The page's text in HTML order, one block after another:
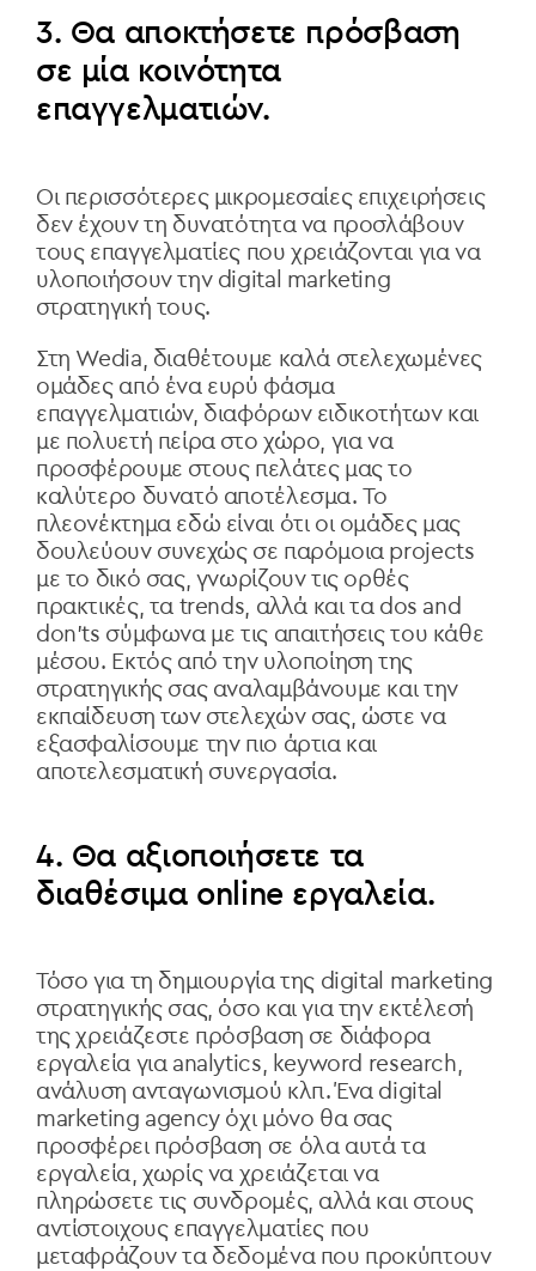
3. Θα αποκτήσετε πρόσβαση
σε μία κοινότητα
επαγγελματιών.
Οι περισσότερες μικρομεσαίες επιχειρήσεις
δεν έχουν τη δυνατότητα να προσλάβουν
τους επαγγελματίες που χρειάζονται για να
υλοποιήσουν την digital marketing
στρατηγική τους.
Στη Wedia, διαθέτουμε καλά στελεχωμένες
ομάδες από ένα ευρύ φάσμα
επαγγελματιών, διαφόρων ειδικοτήτων και
με πολυετή πείρα στο χώρο, για να
προσφέρουμε στους πελάτες μας το
καλύτερο δυνατό αποτέλεσμα. To
πλεονέκτημα εδώ είναι ότι οι ομάδες μας
δουλεύουν συνεχώς σε παρόμοια projects
με το δικό σας, γνωρίζουν τις ορθές
πρακτικές, τα trends, αλλά και τα dos and
don'ts σύμφωνα με τις απαιτήσεις του κάθε
μέσου. Εκτός από την υλοποίηση της
στρατηγικής σας αναλαμβάνουμε και την
εκπαίδευση των στελεχών σας, ώστε να
εξασφαλίσουμε την πιο άρτια και
αποτελεσματική συνεργασία.
4. Θα αξιοποιήσετε τα
διαθέσιμα online εργαλεία.
Τόσο για τη δημιουργία της digital marketing
στρατηγικής σας, όσο και για την εκτέλεσή
της χρειάζεστε πρόσβαση σε διάφορα
εργαλεία για analytics, keyword research,
ανάλυση ανταγωνισμού κλπ. Ένα digital
marketing agency όχι μόνο θα σας
προσφέρει πρόσβαση σε όλα αυτά τα
εργαλεία, χωρίς να χρειάζεται να
πληρώσετε τις συνδρομές, αλλά και στους
αντίστοιχους επαγγελματίες που
μεταφράζουν τα δεδομένα που προκύπτουν